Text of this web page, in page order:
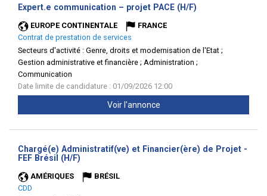
Expert.e communication – projet PACE (H/F)
EUROPE CONTINENTALE
FRANCE
Contrat de prestation de services
Secteurs d'activité : Genre, droits et modernisation de l'Etat ;
Gestion administrative et financière ; Administration ;
Communication
Date limite de candidature : 01/09/2026 12:00
Voir l'annonce
Chargé(e) Administratif(ve) et Financier(ère) de Projet -
FEF Brésil (H/F)
AMÉRIQUES
BRÉSIL
CDD